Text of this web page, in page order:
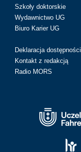
Szkoły doktorskie
Wydawnictwo UG
Biuro Karier UG
Deklaracja dostępności
Kontakt z redakcją
Radio MORS